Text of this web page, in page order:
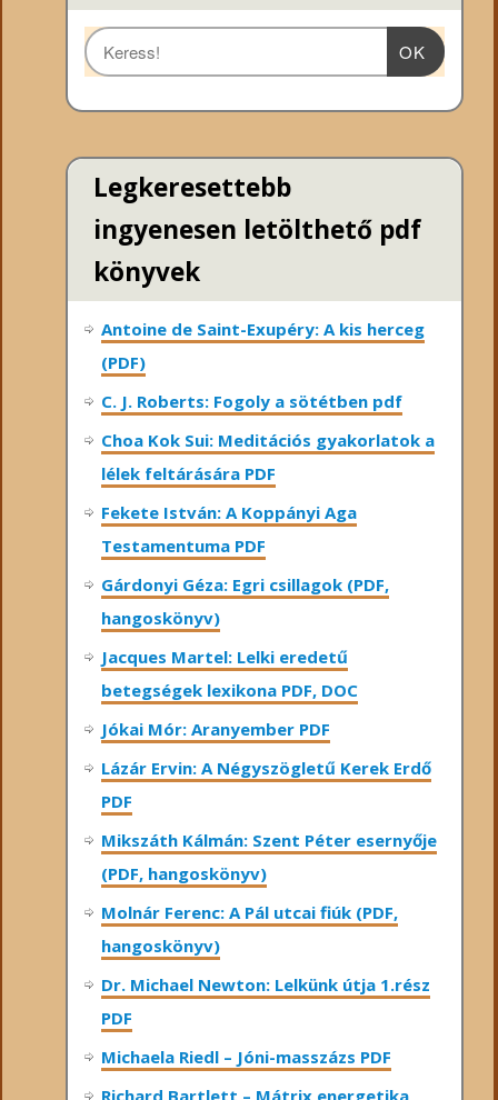
OK
Legkeresettebb
ingyenesen letölthető pdf
könyvek
Antoine de Saint-Exupéry: A kis herceg
(PDF)
C. J. Roberts: Fogoly a sötétben pdf
Choa Kok Sui: Meditációs gyakorlatok a
lélek feltárására PDF
Fekete István: A Koppányi Aga
Testamentuma PDF
Gárdonyi Géza: Egri csillagok (PDF,
hangoskönyv)
Jacques Martel: Lelki eredetű
betegségek lexikona PDF, DOC
Jókai Mór: Aranyember PDF
Lázár Ervin: A Négyszögletű Kerek Erdő
PDF
Mikszáth Kálmán: Szent Péter esernyője
(PDF, hangoskönyv)
Molnár Ferenc: A Pál utcai fiúk (PDF,
hangoskönyv)
Dr. Michael Newton: Lelkünk útja 1.rész
PDF
Michaela Riedl – Jóni-masszázs PDF
Richard Bartlett – Mátrix energetika